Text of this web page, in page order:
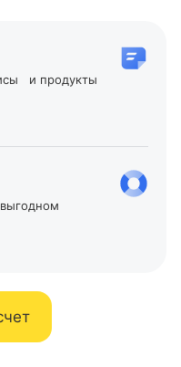
и продукты